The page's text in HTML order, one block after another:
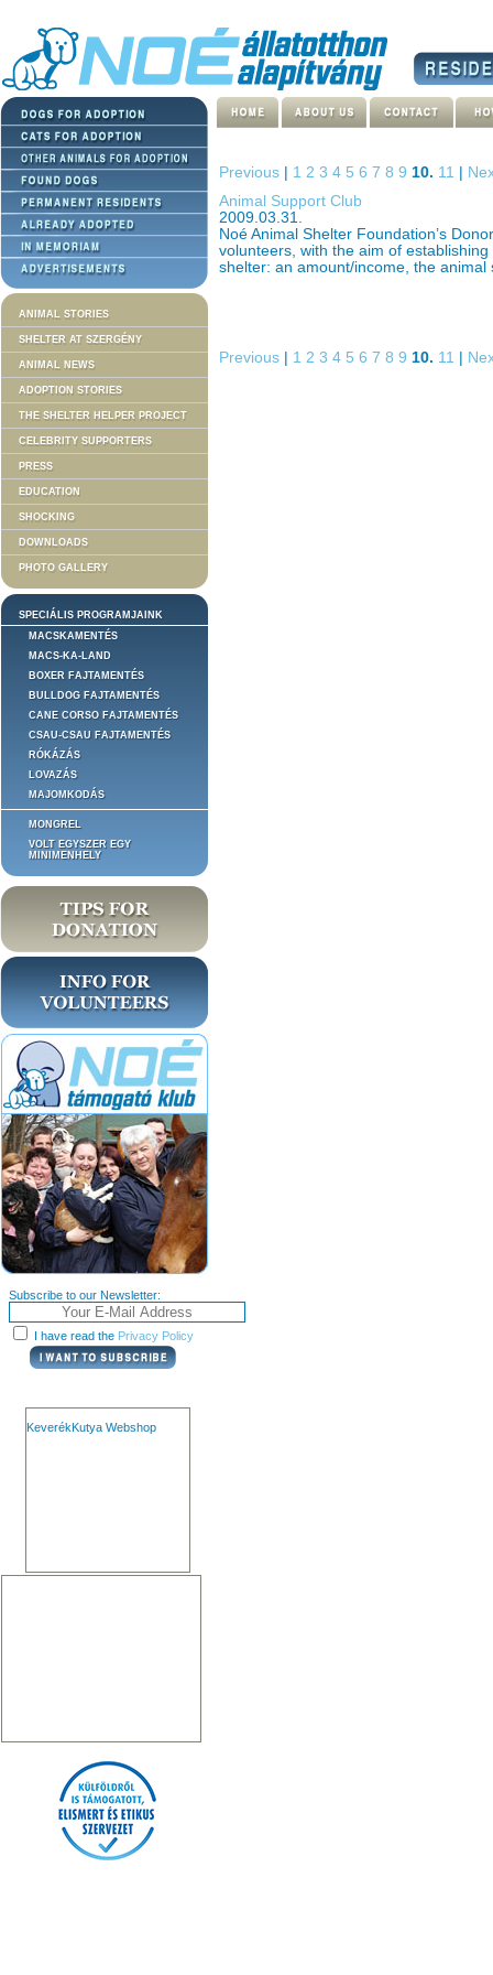
ANIMAL STORIES
SHELTER AT SZERGÉNY
ANIMAL NEWS
ADOPTION STORIES
THE SHELTER HELPER PROJECT
CELEBRITY SUPPORTERS
PRESS
EDUCATION
SHOCKING
DOWNLOADS
PHOTO GALLERY
SPECIÁLIS PROGRAMJAINK
MACSKAMENTÉS
MACS-KA-LAND
BOXER FAJTAMENTÉS
BULLDOG FAJTAMENTÉS
CANE CORSO FAJTAMENTÉS
CSAU-CSAU FAJTAMENTÉS
RÓKÁZÁS
LOVAZÁS
MAJOMKODÁS
MONGREL
VOLT EGYSZER EGY
MINIMENHELY
Subscribe to our Newsletter:
I have read the Privacy Policy
KeverékKutya Webshop
Previous 1 2 3 4 5 6 7 8 9 10. 11
Animal Support Club
2009.03.31.
Noé Animal Shelter Foundation’s
volunteers, with the aim of
shelter: an amount/income, the
Previous 1 2 3 4 5 6 7 8 9 10. 11